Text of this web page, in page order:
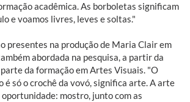
acadêmica. As borboletas significam
e voamos livres, leves e soltas."
presentes na produção de Maria Clair em
abordada na pesquisa, a partir da
da formação em Artes Visuais. "O
é só o crochê da vovó, significa arte. A arte
mostro, junto com as